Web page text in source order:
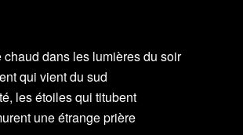
dans les lumières du soir
qui vient du sud
les étoiles qui titubent
une étrange prière